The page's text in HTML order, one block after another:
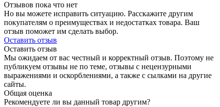
Отзывов пока что нет
Но вы можете исправить ситуацию. Расскажите другим
покупателям о преимуществах и недостатках товара. Ваш
отзыв поможет им сделать выбор.
Оставить отзыв
Оставить отзыв
Мы ожидаем от вас честный и корректный отзыв. Поэтому не
публикуем отзывы не по теме, отзывы с нецензурными
выражениями и оскорблениями, а также с сылками на другие
сайты.
Общая оценка
Рекомендуете ли вы данный товар другим?